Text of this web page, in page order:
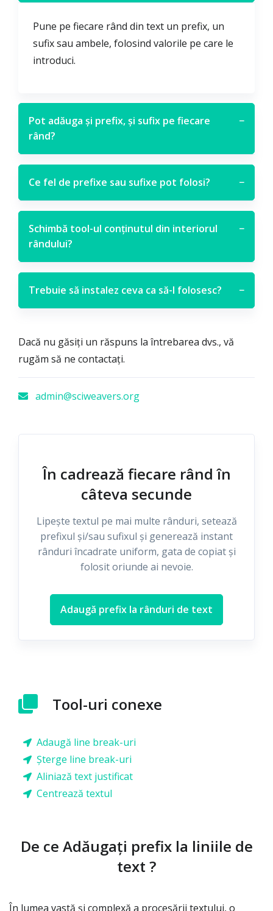
Pune pe fiecare rând din text un prefix, un
sufix sau ambele, folosind valorile pe care le
introduci.
Pot adăuga și prefix, și sufix pe fiecare
rând?
−
Ce fel de prefixe sau sufixe pot folosi? −
Schimbă tool-ul conținutul din interiorul
rândului?
−
Trebuie să instalez ceva ca să-l folosesc? −
Dacă nu găsiți un răspuns la întrebarea dvs., vă
rugăm să ne contactați.
admin@sciweavers.org
În cadrează fiecare rând în
câteva secunde
Lipește textul pe mai multe rânduri, setează
prefixul și/sau sufixul și generează instant
rânduri încadrate uniform, gata de copiat și
folosit oriunde ai nevoie.
Adaugă prefix la rânduri de text
Tool-uri conexe
Adaugă line break-uri
Șterge line break-uri
Aliniază text justificat
Centrează textul
De ce Adăugați prefix la liniile de
text ?
În lumea vastă și complexă a procesării textului, o